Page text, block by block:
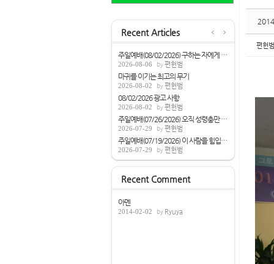
Recent Articles
주일예배(08/02/2026) 구하는 자에게 성령을...
2026-08-06 편헌범
마귀를 이기는 최고의 무기
2026-08-02 편헌범
08/02/2026 광고 사항
2026-08-02 편헌범
주일예배(07/26/2026) 오직 성령충만 받으라...
2026-07-29 편헌범
주일예배(07/19/2026) 이 사람을 힘입으면[...
2026-07-29 편헌범
Recent Comment
아멘
2014-02-02 Ryuya
편헌범